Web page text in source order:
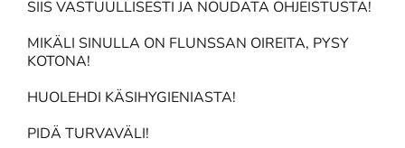
SIIS VASTUULLISESTI JA NOUDATA OHJEISTUSTA!
MIKÄLI SINULLA ON FLUNSSAN OIREITA, PYSY
KOTONA!
HUOLEHDI KÄSIHYGIENIASTA!
PIDÄ TURVAVÄLI!